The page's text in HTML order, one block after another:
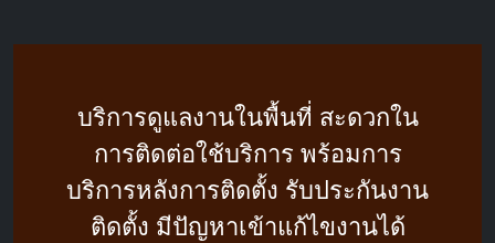
บริการดูแลงานในพื้นที่ สะดวกใน
การติดต่อใช้บริการ พร้อมการ
บริการหลังการติดตั้ง รับประกันงาน
ติดตั้ง มีปัญหาเข้าแก้ไขงานได้